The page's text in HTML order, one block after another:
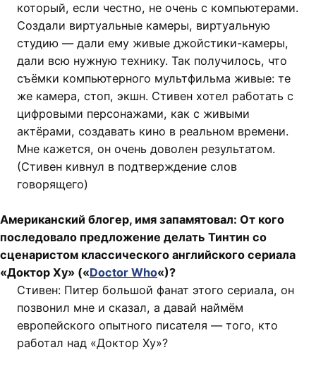
который, если честно, не очень с компьютерами.
Создали виртуальные камеры, виртуальную
студию — дали ему живые джойстики-камеры,
дали всю нужную технику. Так получилось, что
съёмки компьютерного мультфильма живые: те
же камера, стоп, экшн. Стивен хотел работать с
цифровыми персонажами, как с живыми
актёрами, создавать кино в реальном времени.
Мне кажется, он очень доволен результатом.
(Стивен кивнул в подтверждение слов
говорящего)
Американский блогер, имя запамятовал: От кого
последовало предложение делать Тинтин со
сценаристом классического английского сериала
«Доктор Ху» («Doctor Who«)?
Стивен: Питер большой фанат этого сериала, он
позвонил мне и сказал, а давай наймём
европейского опытного писателя — того, кто
работал над «Доктор Ху»?